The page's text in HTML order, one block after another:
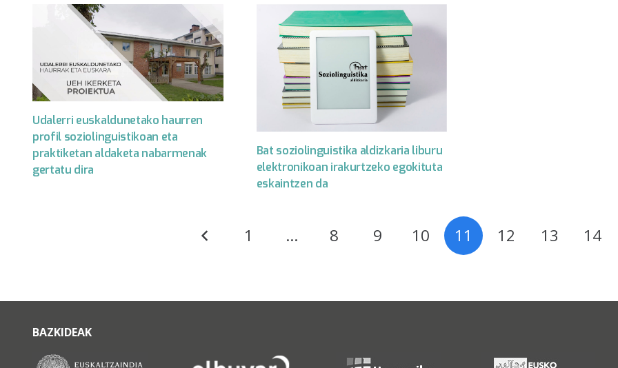
Udalerri euskaldunetako haurren
profil soziolinguistikoan eta
praktiketan aldaketa nabarmenak
gertatu dira
Bat soziolinguistika aldizkaria liburu
elektronikoan irakurtzeko egokituta
eskaintzen da
1 … 8 9 10 11 12 13 14
BAZKIDEAK